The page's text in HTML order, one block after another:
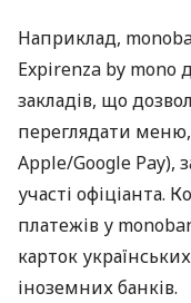
Наприклад,
Expirenza by mono
закладів, що
переглядати
Apple/Google Pay),
участі офіціанта.
платежів у
карток
іноземних банків.